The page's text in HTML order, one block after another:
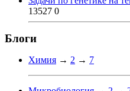
13527 0
Блоги
Химия → 2 → 7